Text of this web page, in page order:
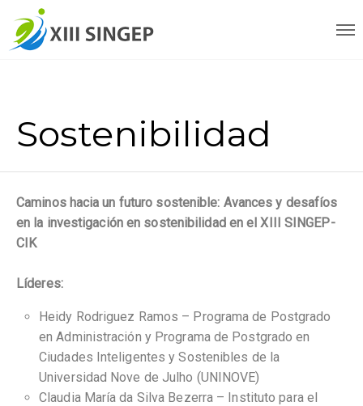
Sostenibilidad
Caminos hacia un futuro sostenible: Avances y desafíos
en la investigación en sostenibilidad en el XIII SINGEP-
CIK
Líderes:
Heidy Rodriguez Ramos – Programa de Postgrado
en Administración y Programa de Postgrado en
Ciudades Inteligentes y Sostenibles de la
Universidad Nove de Julho (UNINOVE)
Claudia María da Silva Bezerra – Instituto para el